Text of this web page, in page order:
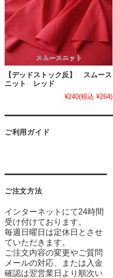
【デッドストック反】 スムース
ニット レッド
¥240(税込 ¥264)
ご利用ガイド
ご注文方法
インターネットにて24時間
受け付けております。
毎週日曜日は定休日とさせ
ていただきます。
ご注文内容の変更やご質問
メールの対応、または入金
確認は翌営業日より順次い